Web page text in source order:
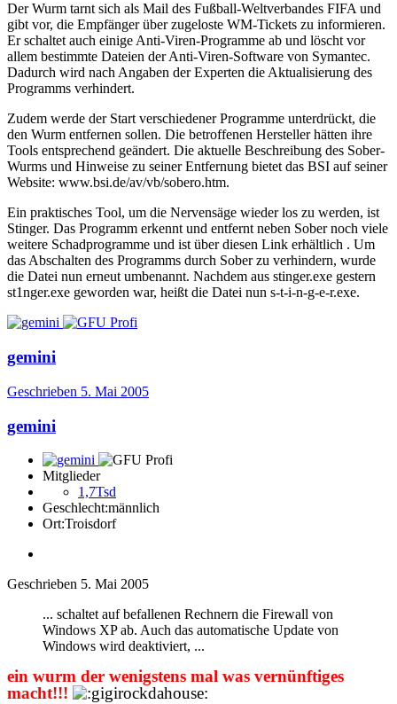
Der Wurm tarnt sich als Mail des Fußball-Weltverbandes FIFA und
gibt vor, die Empfänger über zugeloste WM-Tickets zu informieren.
Er schaltet auch einige Anti-Viren-Programme ab und löscht vor
allem bestimmte Dateien der Anti-Viren-Software von Symantec.
Dadurch wird nach Angaben der Experten die Aktualisierung des
Programms verhindert.
Zudem werde der Start verschiedener Programme unterdrückt, die
den Wurm entfernen sollen. Die betroffenen Hersteller hätten ihre
Tools entsprechend geändert. Die aktuelle Beschreibung des Sober-
Wurms und Hinweise zu seiner Entfernung bietet das BSI auf seiner
Website: www.bsi.de/av/vb/sobero.htm.
Ein praktisches Tool, um die Nervensäge wieder los zu werden, ist
Stinger. Das Programm erkennt und entfernt neben Sober noch viele
weitere Schadprogramme und ist über diesen Link erhältlich . Um
das Abschalten des Programms durch Sober zu verhindern, wurde
die Datei nun erneut umbenannt. Nachdem aus stinger.exe gestern
st1nger.exe geworden war, heißt die Datei nun s-t-i-n-g-e-r.exe.
gemini
Geschrieben 5. Mai 2005
gemini
Mitglieder
1,7Tsd
Geschlecht:männlich
Ort:Troisdorf
Geschrieben 5. Mai 2005
... schaltet auf befallenen Rechnern die Firewall von
Windows XP ab. Auch das automatische Update von
Windows wird deaktiviert, ...
ein wurm der wenigstens mal was vernünftiges
macht!!!